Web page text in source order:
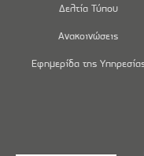
Δελτία Τύπου
Ανακοινώσεις
Εφημερίδα της